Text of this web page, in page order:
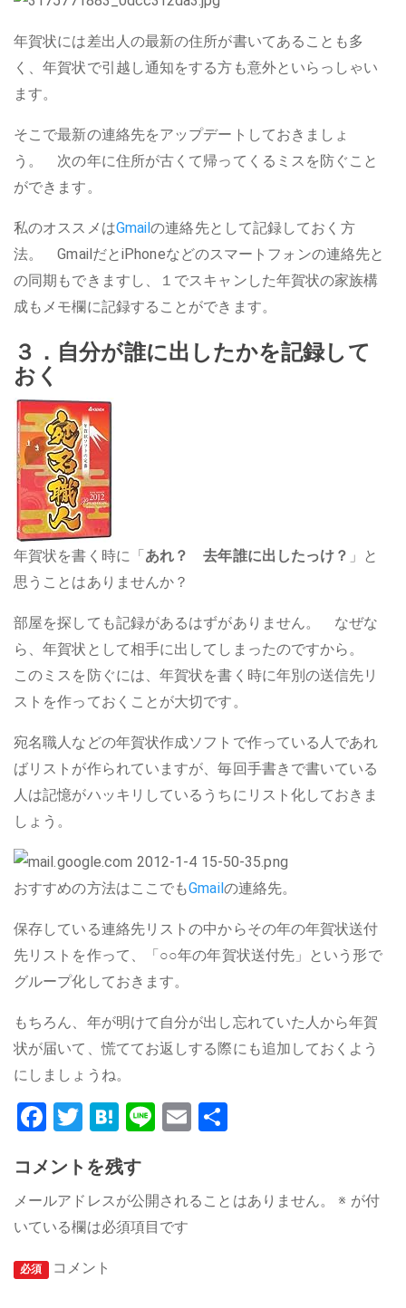
年賀状には差出人の最新の住所が書いてあることも多
く、年賀状で引越し通知をする方も意外といらっしゃい
ます。
そこで最新の連絡先をアップデートしておきましょ
う。 次の年に住所が古くて帰ってくるミスを防ぐこと
ができます。
私のオススメはGmailの連絡先として記録しておく方
法。 GmailだとiPhoneなどのスマートフォンの連絡先と
の同期もできますし、１でスキャンした年賀状の家族構
成もメモ欄に記録することができます。
３．自分が誰に出したかを記録して
おく
年賀状を書く時に「 あれ？ 去年誰に出したっけ？ 」と
思うことはありませんか？
部屋を探しても記録があるはずがありません。 なぜな
ら、年賀状として相手に出してしまったのですから。
このミスを防ぐには、年賀状を書く時に年別の送信先リ
ストを作っておくことが大切です。
宛名職人などの年賀状作成ソフトで作っている人であれ
ばリストが作られていますが、毎回手書きで書いている
人は記憶がハッキリしているうちにリスト化しておきま
しょう。
おすすめの方法はここでもGmail の連絡先。
保存している連絡先リストの中からその年の年賀状送付
先リストを作って、「○○年の年賀状送付先」という形で
グループ化しておきます。
もちろん、年が明けて自分が出し忘れていた人から年賀
状が届いて、慌ててお返しする際にも追加しておくよう
にしましょうね。
Facebook
Twitter
Hatena
LineEmail
コメントを残す
メールアドレスが公開されることはありません。 ※ が付
いている欄は必須項目です
必須 コメント